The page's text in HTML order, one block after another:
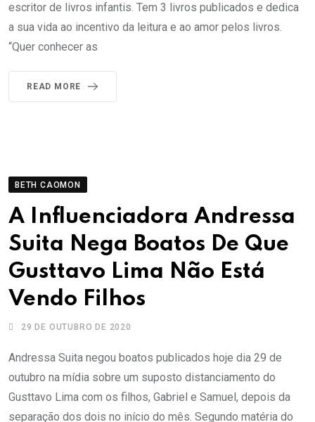
escritor de livros infantis. Tem 3 livros publicados e dedica
a sua vida ao incentivo da leitura e ao amor pelos livros.
“Quer conhecer as
READ MORE
BETH CAOMON
A Influenciadora Andressa
Suita Nega Boatos De Que
Gusttavo Lima Não Está
Vendo Filhos
29 DE OUTUBRO DE 2020
Andressa Suita negou boatos publicados hoje dia 29 de
outubro na mídia sobre um suposto distanciamento do
Gusttavo Lima com os filhos, Gabriel e Samuel, depois da
separação dos dois no início do mês. Segundo matéria do